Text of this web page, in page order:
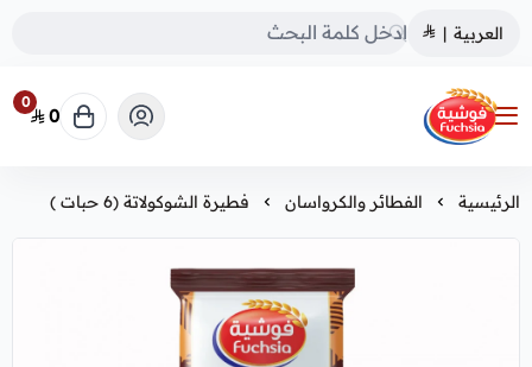
العربية |
فوشية
0
0
الرئيسية الفطائر والكرواسان فطيرة الشوكولاتة (6 حبات )